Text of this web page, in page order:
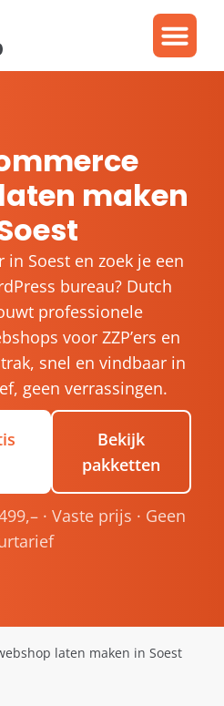
maken
Soest en zoek je een
bureau? Dutch
professionele
voor ZZP’ers en
snel en vindbaar in
geen verrassingen.
Bekijk
pakketten
· Vaste prijs · Geen
laten maken in Soest